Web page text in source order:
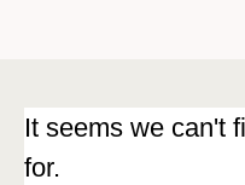
It seems we can't
for.